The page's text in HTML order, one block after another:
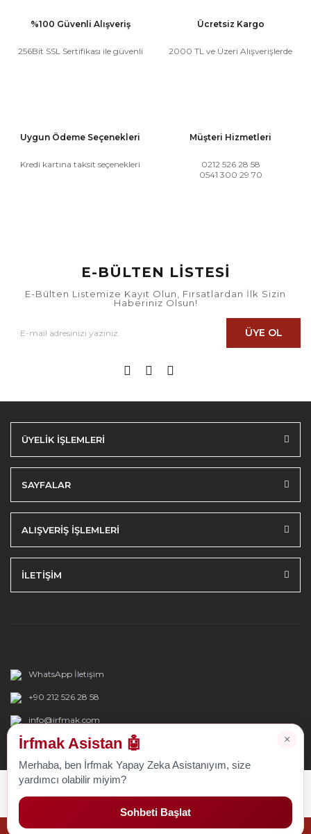
%100 Güvenli Alışveriş
256Bit SSL Sertifikası ile güvenli
Ücretsiz Kargo
2000 TL ve Üzeri Alışverişlerde
Uygun Ödeme Seçenekleri
Kredi kartına taksit seçenekleri
Müşteri Hizmetleri
0212 526 28 58
0541 300 29 70
E-BÜLTEN LİSTESİ
E-Bülten Listemize Kayıt Olun, Fırsatlardan İlk Sizin
Haberiniz Olsun!
ÜYE OL
ÜYELİK İŞLEMLERİ
SAYFALAR
ALIŞVERİŞ İŞLEMLERİ
İLETİŞİM
WhatsApp İletişim
+90 212 526 28 58
info@irfmak.com
×
İrfmak Asistan 🤖
Merhaba, ben İrfmak Yapay Zeka Asistanıyım, size
yardımcı olabilir miyim?
Sohbeti Başlat